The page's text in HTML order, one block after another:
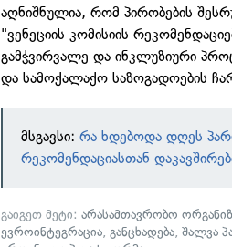
აღნიშნულია, რომ პირობების
"ვენეციის კომისიის
გამჭვირვალე და ინკლუზიური
და სამოქალაქო საზოგადოების
მსგავსი:რა ხდებოდა დღეს
რეკომენდაციასთან
გაიგეთ მეტი:არასამთავრობო
ევროინტეგრაცია,განცხადება,შალვა